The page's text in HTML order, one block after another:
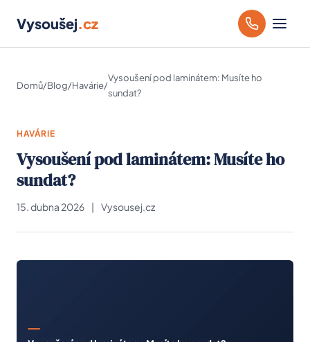
Vysoušej.cz
Domů/Blog/Havárie/
Vysoušení pod laminátem: Musíte ho
sundat?
HAVÁRIE
Vysoušení pod laminátem: Musíte ho
sundat?
15. dubna 2026 | Vysousej.cz